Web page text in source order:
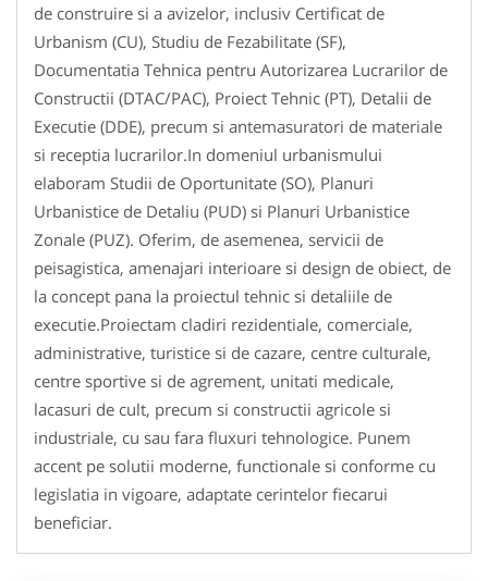
de construire si a avizelor, inclusiv Certificat de
Urbanism (CU), Studiu de Fezabilitate (SF),
Documentatia Tehnica pentru Autorizarea Lucrarilor de
Constructii (DTAC/PAC), Proiect Tehnic (PT), Detalii de
Executie (DDE), precum si antemasuratori de materiale
si receptia lucrarilor.In domeniul urbanismului
elaboram Studii de Oportunitate (SO), Planuri
Urbanistice de Detaliu (PUD) si Planuri Urbanistice
Zonale (PUZ). Oferim, de asemenea, servicii de
peisagistica, amenajari interioare si design de obiect, de
la concept pana la proiectul tehnic si detaliile de
executie.Proiectam cladiri rezidentiale, comerciale,
administrative, turistice si de cazare, centre culturale,
centre sportive si de agrement, unitati medicale,
lacasuri de cult, precum si constructii agricole si
industriale, cu sau fara fluxuri tehnologice. Punem
accent pe solutii moderne, functionale si conforme cu
legislatia in vigoare, adaptate cerintelor fiecarui
beneficiar.